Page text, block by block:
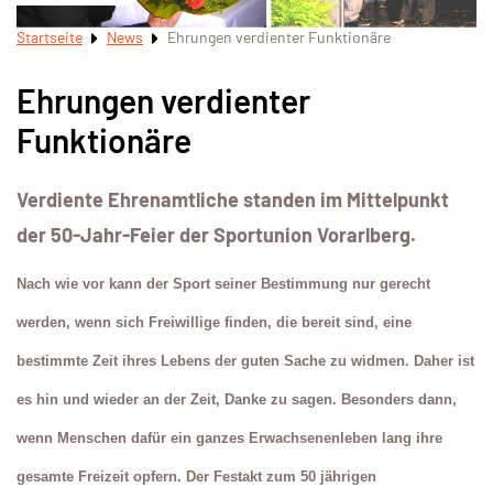
Startseite News Ehrungen verdienter Funktionäre
Ehrungen verdienter
Funktionäre
Verdiente Ehrenamtliche standen im Mittelpunkt
der 50-Jahr-Feier der Sportunion Vorarlberg.
Nach wie vor kann der Sport seiner Bestimmung nur gerecht
werden, wenn sich Freiwillige finden, die bereit sind, eine
bestimmte Zeit ihres Lebens der guten Sache zu widmen. Daher ist
es hin und wieder an der Zeit, Danke zu sagen. Besonders dann,
wenn Menschen dafür ein ganzes Erwachsenenleben lang ihre
gesamte Freizeit opfern. Der Festakt zum 50 jährigen